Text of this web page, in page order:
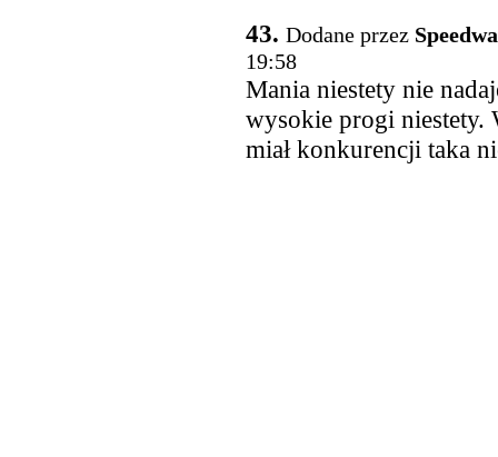
43. Dodane przez
19:58
Mania niestety nie
wysokie progi niestety.
miał konkurencji taka